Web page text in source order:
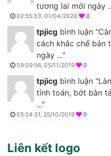
tương lai mới ngày
02:55:33, 01/04/2020 0
tpjicg bình luận
cách khắc chế bản
ngày ..."
09:09:56, 05/11/2019 0
tpjicg bình luận
tính toán, bớt bàn
..."
05:24:31, 25/10/2019 0
Liên kết logo